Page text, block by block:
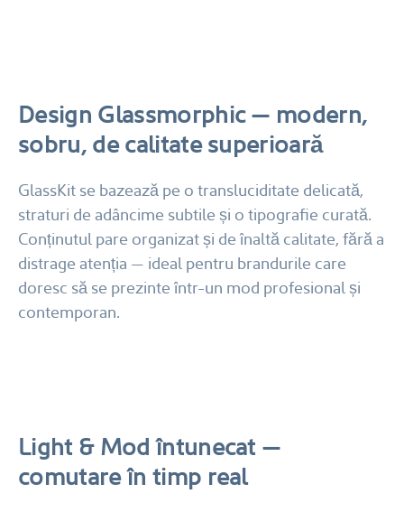
Design Glassmorphic — modern,
sobru, de calitate superioară
GlassKit se bazează pe o transluciditate delicată,
straturi de adâncime subtile și o tipografie curată.
Conținutul pare organizat și de înaltă calitate, fără a
distrage atenția — ideal pentru brandurile care
doresc să se prezinte într-un mod profesional și
contemporan.
Light & Mod întunecat —
comutare în timp real